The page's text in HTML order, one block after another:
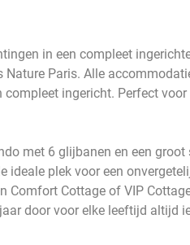
in een compleet
Nature Paris. Alle
ingericht. Perfect
met 6 glijbanen en een groot
ideale plek voor een
Comfort Cottage of VIP
door voor elke leeftijd altijd